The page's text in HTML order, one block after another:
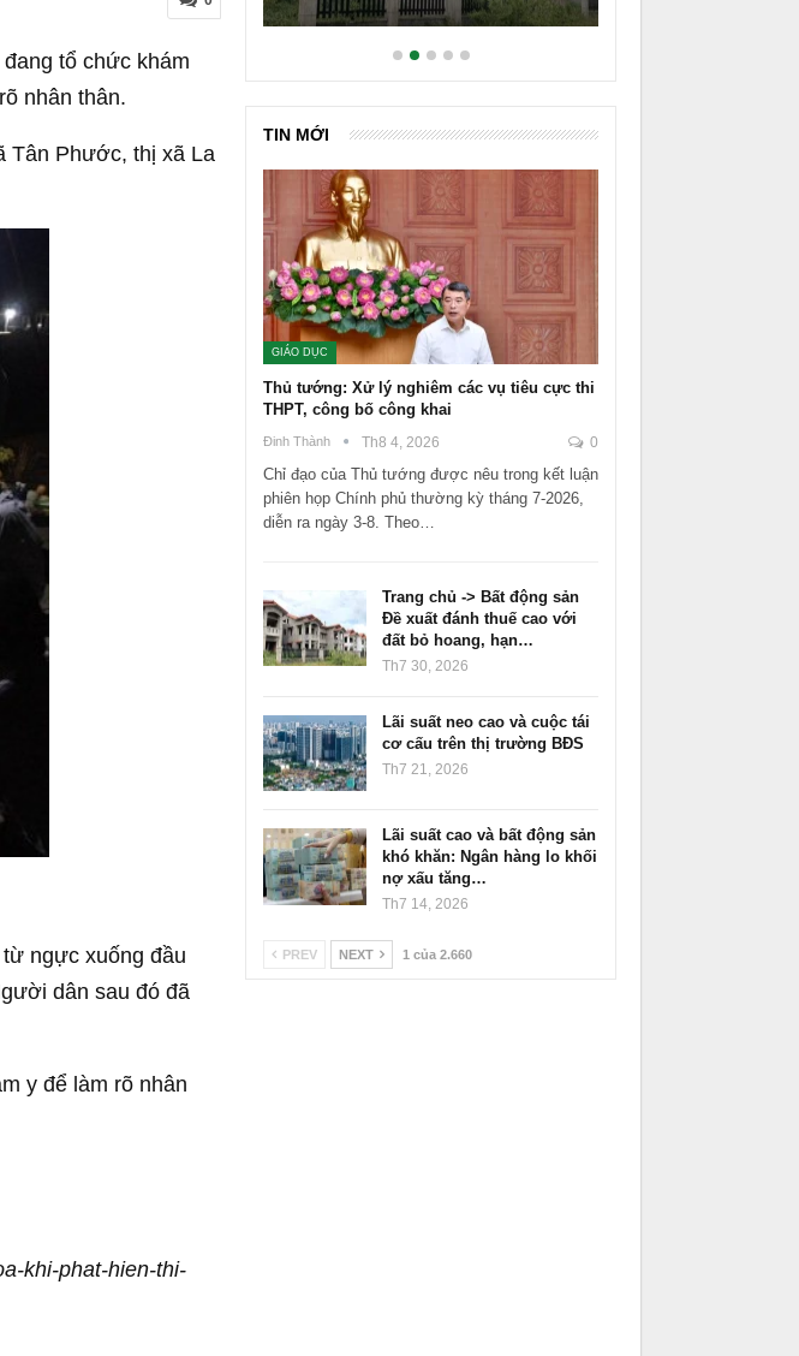
tổ chức khám
nhân thân.
Tân Phước, thị xã La
ngực xuống đầu
dân sau đó đã
y để làm rõ nhân
khi-phat-hien-thi-
TIN MỚI
GIÁO DỤC
Thủ tướng: Xử lý nghiêm các vụ tiêu cực thi
THPT, công bố công khai
Đinh Thành Th8 4, 2026 0
Chỉ đạo của Thủ tướng được nêu trong kết luận
phiên họp Chính phủ thường kỳ tháng 7-2026,
diễn ra ngày 3-8. Theo…
Trang chủ -> Bất động sản
Đề xuất đánh thuế cao với
đất bỏ hoang, hạn…
Th7 30, 2026
Lãi suất neo cao và cuộc tái
cơ cấu trên thị trường BĐS
Th7 21, 2026
Lãi suất cao và bất động sản
khó khăn: Ngân hàng lo khối
nợ xấu tăng…
Th7 14, 2026
PREV NEXT 1 của 2.660